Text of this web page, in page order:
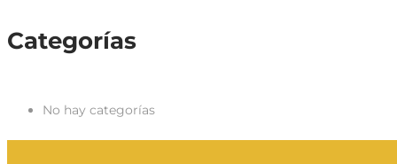
Categorías
No hay categorías